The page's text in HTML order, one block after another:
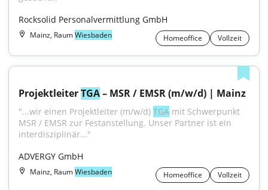
Rocksolid Personalvermittlung GmbH
Mainz, RaumWiesbaden Homeoffice Vollzeit
Projektleiter TGA – MSR / EMSR (m/w/d) | Mainz
"...wir einen Projektleiter (m/w/d) TGA mit Schwerpunkt
MSR / EMSR zur Festanstellung. Unser Partner ist ein
interdisziplinär..."
ADVERGY GmbH
Mainz, RaumWiesbaden Homeoffice Vollzeit